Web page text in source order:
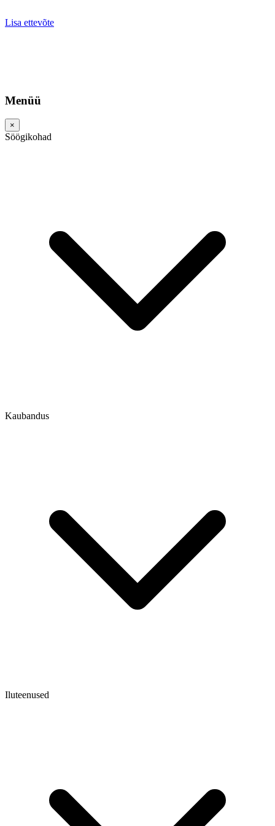
Lisa ettevõte
Menüü
×
Söögikohad
Kaubandus
Iluteenused